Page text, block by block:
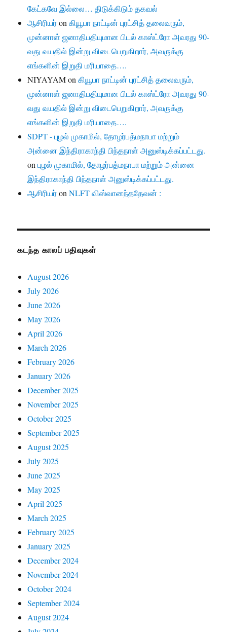
கேட்கவே இல்லை… திடுக்கிடும் தகவல்
ஆசிரியர்onகியூபா நாட்டின் புரட்சித் தலைவரும்,
முன்னாள் ஜனாதிபதியுமான பிடல் காஸ்ட்ரோ அவரது 90-
வது வயதில் இன்று விடைபெறுகிறார், அவருக்கு
எங்களின் இறுதி மரியாதை….
NIYAYAMonகியூபா நாட்டின் புரட்சித் தலைவரும்,
முன்னாள் ஜனாதிபதியுமான பிடல் காஸ்ட்ரோ அவரது 90-
வது வயதில் இன்று விடைபெறுகிறார், அவருக்கு
எங்களின் இறுதி மரியாதை….
SDPT - புழல் முகாமில், தோழர்பத்மநாபா மற்றும்
அன்னை இந்திராகாந்தி பிந்தநாள் அனுஸ்டிக்கப்பட்டது.
onபுழல் முகாமில், தோழர்பத்மநாபா மற்றும் அன்னை
இந்திராகாந்தி பிந்தநாள் அனுஸ்டிக்கப்பட்டது.
ஆசிரியர்onNLFT விஸ்வானந்ததேவன் :
கடந்த காலப் பதிவுகள்
August 2026
July 2026
June 2026
May 2026
April 2026
March 2026
February 2026
January 2026
December 2025
November 2025
October 2025
September 2025
August 2025
July 2025
June 2025
May 2025
April 2025
March 2025
February 2025
January 2025
December 2024
November 2024
October 2024
September 2024
August 2024